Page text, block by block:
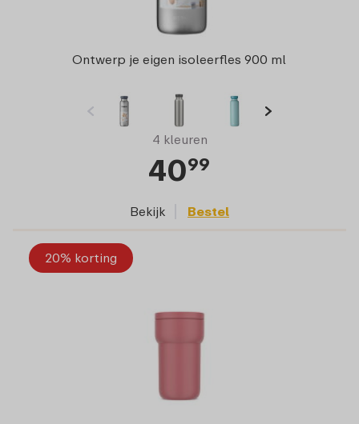
Ontwerp je eigen isoleerfles 900 ml
4 kleuren
4099
Bekijk Bestel
20% korting